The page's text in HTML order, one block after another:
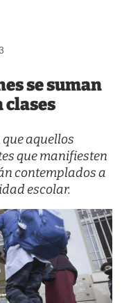
se suman
clases
aquellos
que manifiesten
contemplados a
escolar.